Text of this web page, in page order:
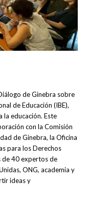
de Ginebra sobre
de Educación (IBE),
la educación. Este
con la Comisión
de Ginebra, la Oficina
para los Derechos
de 40 expertos de
ONG, academia y
ideas y